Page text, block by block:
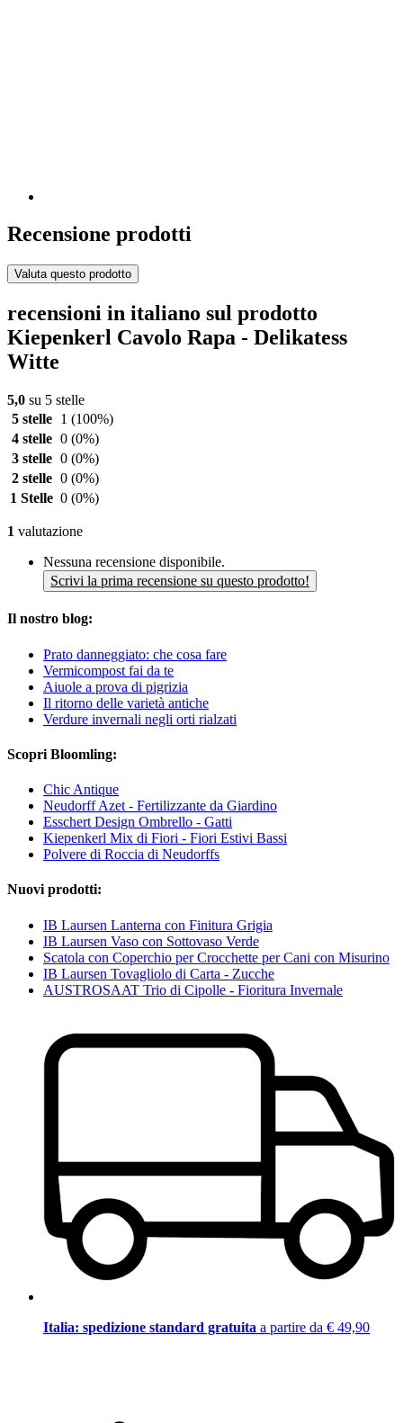
Recensione prodotti
Valuta questo prodotto
recensioni in italiano sul prodotto
Kiepenkerl Cavolo Rapa - Delikatess
Witte
5,0 su 5 stelle
5 stelle
1 (100%)
4 stelle 0 (0%)
3 stelle 0 (0%)
2 stelle 0 (0%)
1 Stelle 0 (0%)
1 valutazione
Nessuna recensione disponibile.
Scrivi la prima recensione su questo prodotto!
Il nostro blog:
Prato danneggiato: che cosa fare
Vermicompost fai da te
Aiuole a prova di pigrizia
Il ritorno delle varietà antiche
Verdure invernali negli orti rialzati
Scopri Bloomling:
Chic Antique
Neudorff Azet - Fertilizzante da Giardino
Esschert Design Ombrello - Gatti
Kiepenkerl Mix di Fiori - Fiori Estivi Bassi
Polvere di Roccia di Neudorffs
Nuovi prodotti:
IB Laursen Lanterna con Finitura Grigia
IB Laursen Vaso con Sottovaso Verde
Scatola con Coperchio per Crocchette per Cani con Misurino
IB Laursen Tovagliolo di Carta - Zucche
AUSTROSAAT Trio di Cipolle - Fioritura Invernale
Italia: spedizione standard gratuita a partire da € 49,90